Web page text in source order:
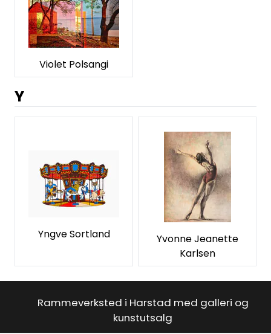
Violet Polsangi
Y
Yngve Sortland
Yvonne Jeanette
Karlsen
Rammeverksted i Harstad med galleri og
kunstutsalg